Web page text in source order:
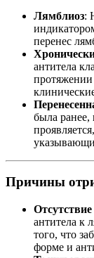
Лямблиоз:
перенес
антитела
протяжении
была ранее,
Причины
антитела к
того, что
форме и